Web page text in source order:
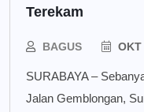
Terekam
BAGUS OKT
SURABAYA –
Jalan Gemblongan,